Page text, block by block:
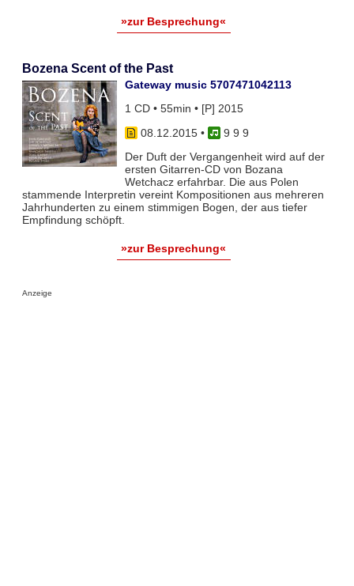
»zur Besprechung«
Bozena Scent of the Past
Gateway music 5707471042113
1 CD • 55min • [P] 2015
08.12.2015•
9 9 9
Der Duft der Vergangenheit wird auf der
ersten Gitarren-CD von Bozana
Wetchacz erfahrbar. Die aus Polen
stammende Interpretin vereint Kompositionen aus mehreren
Jahrhunderten zu einem stimmigen Bogen, der aus tiefer
Empfindung schöpft.
»zur Besprechung«
Anzeige